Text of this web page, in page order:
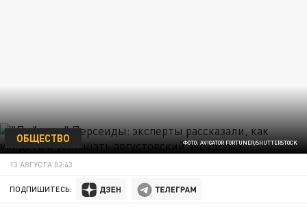
ФОТО: AVIGATOR FORTUNER/SHUTTERSTOCK
ОБЩЕСТВО
13 АВГУСТА 02:43
ПОДПИШИТЕСЬ: